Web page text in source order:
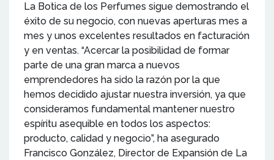
La Botica de los Perfumes sigue demostrando el
éxito de su negocio, con nuevas aperturas mes a
mes y unos excelentes resultados en facturación
y en ventas. “Acercar la posibilidad de formar
parte de una gran marca a nuevos
emprendedores ha sido la razón por la que
hemos decidido ajustar nuestra inversión, ya que
consideramos fundamental mantener nuestro
espíritu asequible en todos los aspectos:
producto, calidad y negocio”, ha asegurado
Francisco González, Director de Expansión de La